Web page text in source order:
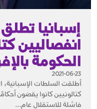
انفصاليين
الحكومة
2021-06-23
أطلقت السلطات الإسبانية،
كتالونيين كانوا يقضون
فاشلة للاستقلال عام...